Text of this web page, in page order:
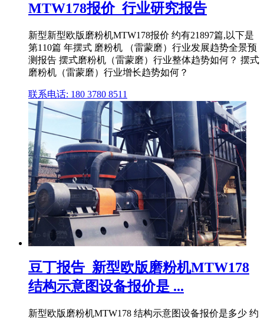
MTW178报价_行业研究报告
新型新型欧版磨粉机MTW178报价 约有21897篇,以下是
第110篇 年摆式 磨粉机 （雷蒙磨）行业发展趋势全景预
测报告 摆式磨粉机（雷蒙磨）行业整体趋势如何？ 摆式
磨粉机（雷蒙磨）行业增长趋势如何？
联系电话: 180 3780 8511
豆丁报告_新型欧版磨粉机MTW178
结构示意图设备报价是 ...
新型欧版磨粉机MTW178 结构示意图设备报价是多少 约